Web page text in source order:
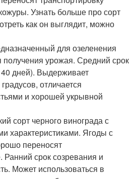
Узнать больше про сорт
как он выглядит, можно
для озеленения
получения урожая. Средний срок
дней). Выдерживает
отличается
и хорошей укрывной
сорт черного винограда с
характеристиками. Ягоды с
переносят
Ранний срок созревания и
Может использоваться в